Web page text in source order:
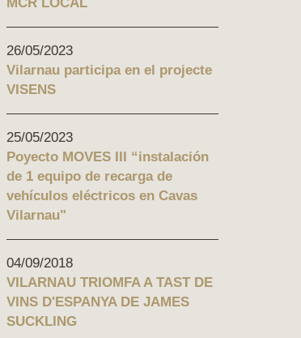
26/05/2023
Vilarnau participa en el projecte
VISENS
25/05/2023
Poyecto MOVES III “instalación
de 1 equipo de recarga de
vehículos eléctricos en Cavas
Vilarnau"
04/09/2018
VILARNAU TRIOMFA A TAST DE
VINS D'ESPANYA DE JAMES
SUCKLING